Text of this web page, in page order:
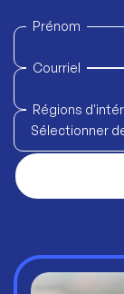
Prénom
Courriel
Régions
Sélectionner